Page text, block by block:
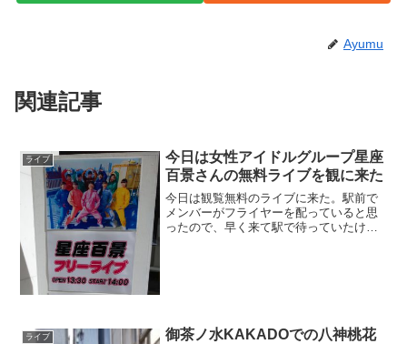
Ayumu
関連記事
ライブ
今日は女性アイドルグループ星座
百景さんの無料ライブを観に来た
今日は観覧無料のライブに来た。駅前で
メンバーがフライヤーを配っていると思
ったので、早く来て駅で待っていたけれ
ライブ
御茶ノ水KAKADOでの八神桃花